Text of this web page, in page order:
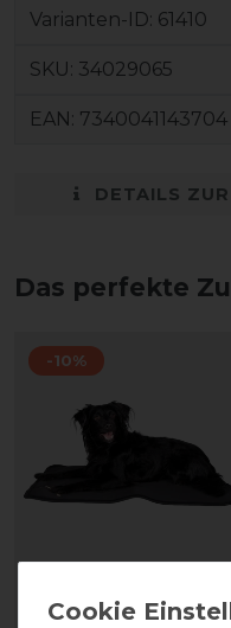
Varianten-ID: 61410
SKU: 34029065
EAN: 7340041143704
DETAILS
Das perfekte
-10%
Back on Track